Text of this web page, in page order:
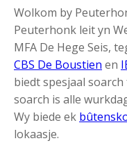
Wolkom by
Peuterhonk leit yn
MFA De Hege Seis,
CBS De Boustien en
biedt spesjaal
soarch is alle
Wy biede ek
lokaasje.